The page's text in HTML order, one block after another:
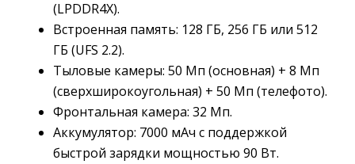
(LPDDR4X).
Встроенная память: 128 ГБ, 256 ГБ или 512
ГБ (UFS 2.2).
Тыловые камеры: 50 Мп (основная) + 8 Мп
(сверхширокоугольная) + 50 Мп (телефото).
Фронтальная камера: 32 Мп.
Аккумулятор: 7000 мАч с поддержкой
быстрой зарядки мощностью 90 Вт.